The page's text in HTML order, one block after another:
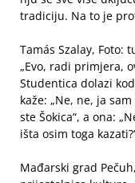
tradiciju. Na to je
Tamás Szalay, Foto:
„Evo, radi primjera,
Studentica dolazi
kaže: „Ne, ne, ja
ste Šokica“, a ona:
išta osim toga
Mađarski grad